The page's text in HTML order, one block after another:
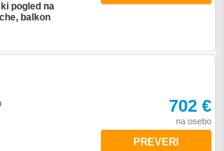
pogled na
balkon
702 €
na osebo
PREVERI